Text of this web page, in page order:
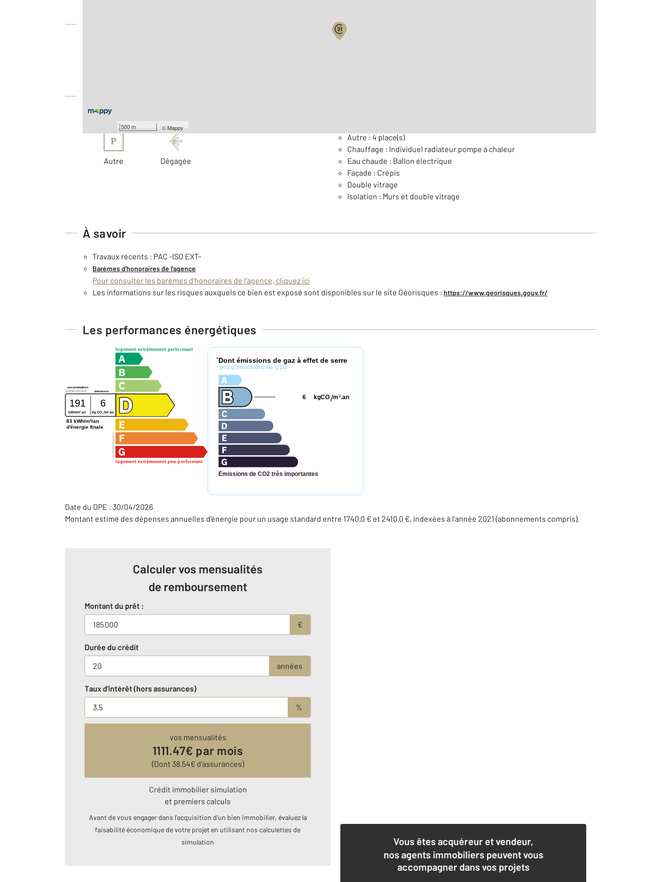
500 m ©Mappy
P
Autre Dégagée
Autre : 4 place(s)
Chauffage : Individuel radiateur pompe à chaleur
Eau chaude : Ballon électrique
Façade : Crépis
Double vitrage
Isolation : Murs et double vitrage
À savoir
Travaux récents : PAC -ISO EXT-
Barèmes d'honoraires de l'agence
Pour consulter les barèmes d'honoraires de l'agence, cliquez ici
Les informations sur les risques auxquels ce bien est exposé sont disponibles sur le site Géorisques : https://www.georisques.gouv.fr/
Les performances énergétiques
logement extrêmement performant
logement extrêmement peu performant
consommation
émissions
(énergie primaire)
191 6
kWh/m2 .an kg CO2 /m2 .an
83 kWh/m²/an
d'énergie finale
* Dont émissions de gaz à effet de serre
peu d'émissions de CO2
Émissions de CO2 très importantes
kgCO2/m 2.an
6
Date du DPE : 30/04/2026
Montant estimé des dépenses annuelles d'énergie pour un usage standard entre 1740,0 € et 2410,0 €, indexées à l'année 2021 (abonnements compris).
Calculer vos mensualités
de remboursement
Montant du prêt :
€
Durée du crédit
années
Taux d'intérêt (hors assurances)
%
vos mensualités
1111.47€ par mois
(Dont 38.54€ d’assurances)
Crédit immobilier simulation
et premiers calculs
Avant de vous engager dans l’acquisition d’un bien immobilier, évaluez la
faisabilité économique de votre projet en utilisant nos calculettes de
simulation
Vous êtes acquéreur et vendeur,
nos agents immobiliers peuvent vous
accompagner dans vos projets